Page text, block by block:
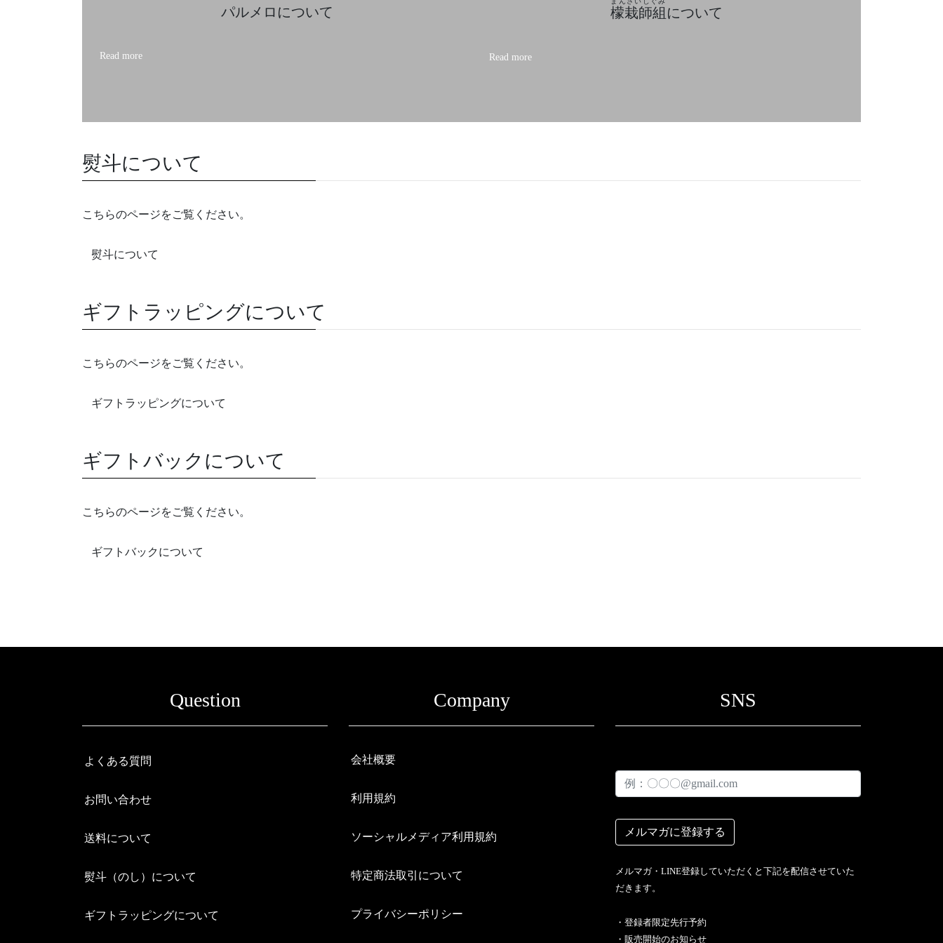
パルメロについて​
Read more
檬栽師組 について
Read more
熨斗について
こちらのページをご覧ください。
熨斗について
ギフトラッピングについて
こちらのページをご覧ください。
ギフトラッピングについて
ギフトバックについて
こちらのページをご覧ください。
ギフトバックについて
Question
よくある質問
お問い合わせ
送料について
熨斗（のし）について
ギフトラッピングについて
Company
会社概要
利用規約
ソーシャルメディア利用規約
特定商法取引について
プライバシーポリシー
SNS
メルマガ・LINE登録していただくと下記を配信させていた
だきます。
・︎登録者限定先行予約
・販売開始のお知らせ